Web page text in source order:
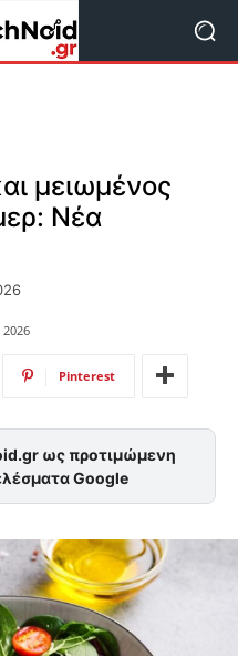
μειωμένος
Νέα
Pinterest
ως προτιμώμενη
Google